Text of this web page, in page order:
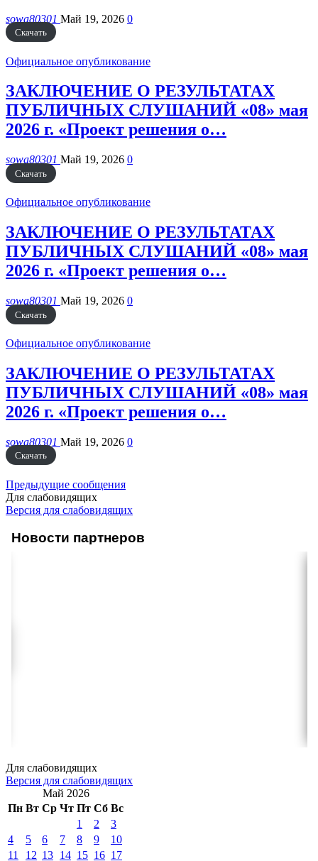
sowa80301 Май 19, 2026 0
Скачать
Официальное опубликование
ЗАКЛЮЧЕНИЕ О РЕЗУЛЬТАТАХ
ПУБЛИЧНЫХ СЛУШАНИЙ «08» мая
2026 г. «Проект решения о…
sowa80301 Май 19, 2026 0
Скачать
Официальное опубликование
ЗАКЛЮЧЕНИЕ О РЕЗУЛЬТАТАХ
ПУБЛИЧНЫХ СЛУШАНИЙ «08» мая
2026 г. «Проект решения о…
sowa80301 Май 19, 2026 0
Скачать
Официальное опубликование
ЗАКЛЮЧЕНИЕ О РЕЗУЛЬТАТАХ
ПУБЛИЧНЫХ СЛУШАНИЙ «08» мая
2026 г. «Проект решения о…
sowa80301 Май 19, 2026 0
Скачать
Предыдущие сообщения
Для слабовидящих
Версия для слабовидящих
Новости партнеров
Для слабовидящих
Версия для слабовидящих
Май 2026
Пн Вт Ср Чт Пт Сб Вс
1
2
3
4
5 6 7 8 9
10
11
12 13 14 15 16 17